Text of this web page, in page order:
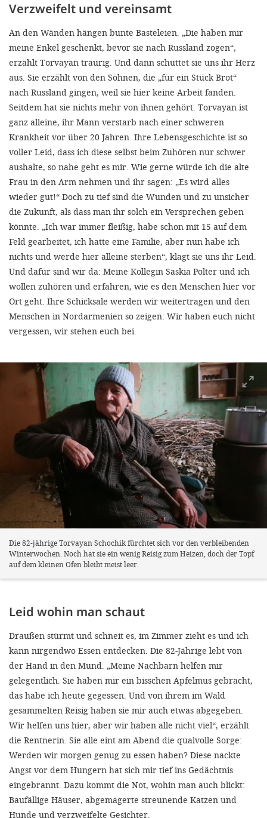
Verzweifelt und vereinsamt
An den Wänden hängen bunte Basteleien. „Die haben mir
meine Enkel geschenkt, bevor sie nach Russland zogen“,
erzählt Torvayan traurig. Und dann schüttet sie uns ihr Herz
aus. Sie erzählt von den Söhnen, die „für ein Stück Brot“
nach Russland gingen, weil sie hier keine Arbeit fanden.
Seitdem hat sie nichts mehr von ihnen gehört. Torvayan ist
ganz alleine, ihr Mann verstarb nach einer schweren
Krankheit vor über 20 Jahren. Ihre Lebensgeschichte ist so
voller Leid, dass ich diese selbst beim Zuhören nur schwer
aushalte, so nahe geht es mir. Wie gerne würde ich die alte
Frau in den Arm nehmen und ihr sagen: „Es wird alles
wieder gut!“ Doch zu tief sind die Wunden und zu unsicher
die Zukunft, als dass man ihr solch ein Versprechen geben
könnte. „Ich war immer fleißig, habe schon mit 15 auf dem
Feld gearbeitet, ich hatte eine Familie, aber nun habe ich
nichts und werde hier alleine sterben“, klagt sie uns ihr Leid.
Und dafür sind wir da: Meine Kollegin Saskia Polter und ich
wollen zuhören und erfahren, wie es den Menschen hier vor
Ort geht. Ihre Schicksale werden wir weitertragen und den
Menschen in Nordarmenien so zeigen: Wir haben euch nicht
vergessen, wir stehen euch bei.
Die 82-jährige Torvayan Schochik fürchtet sich vor den verbleibenden
Winterwochen. Noch hat sie ein wenig Reisig zum Heizen, doch der Topf
auf dem kleinen Ofen bleibt meist leer.
Leid wohin man schaut
Draußen stürmt und schneit es, im Zimmer zieht es und ich
kann nirgendwo Essen entdecken. Die 82-Jährige lebt von
der Hand in den Mund. „Meine Nachbarn helfen mir
gelegentlich. Sie haben mir ein bisschen Apfelmus gebracht,
das habe ich heute gegessen. Und von ihrem im Wald
gesammelten Reisig haben sie mir auch etwas abgegeben.
Wir helfen uns hier, aber wir haben alle nicht viel“, erzählt
die Rentnerin. Sie alle eint am Abend die qualvolle Sorge:
Werden wir morgen genug zu essen haben? Diese nackte
Angst vor dem Hungern hat sich mir tief ins Gedächtnis
eingebrannt. Dazu kommt die Not, wohin man auch blickt:
Baufällige Häuser, abgemagerte streunende Katzen und
Hunde und verzweifelte Gesichter.